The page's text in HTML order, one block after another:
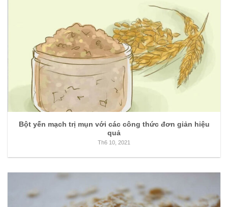
Bột yến mạch trị mụn với các công thức đơn giản hiệu
quả
Th6 10, 2021